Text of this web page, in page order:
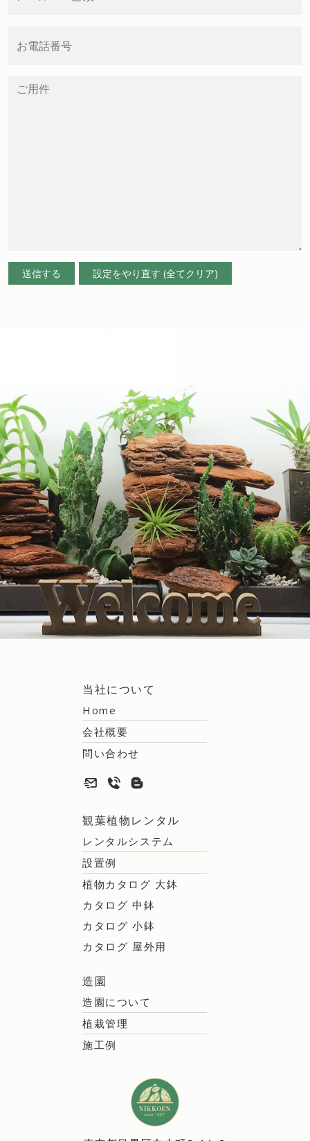
当社について
Home
会社概要
問い合わせ
観葉植物レンタル
レンタルシステム
設置例
植物カタログ 大鉢
カタログ 中鉢
カタログ 小鉢
カタログ 屋外用
造園
造園について
植栽管理
施工例